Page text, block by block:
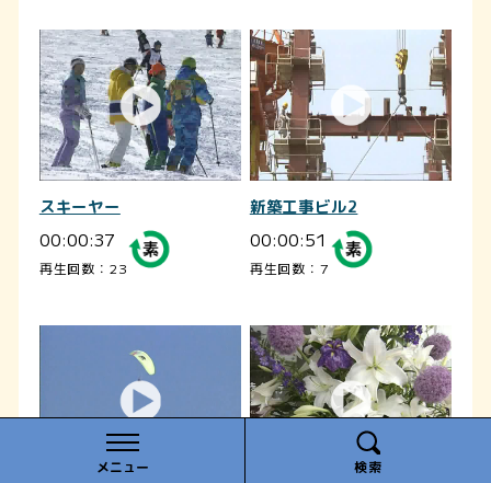
メニュー 検索
スキーヤー
00:00:37
再生回数：23
新築工事ビル2
00:00:51
再生回数：7